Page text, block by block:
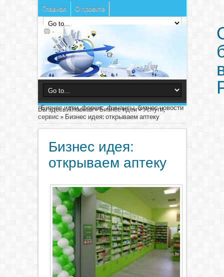
Главная О проекте
Бизнес идеи, форекс, финансы, бизнес новости
Вы здесь:Главная»Бизнес идеи»Услуги,
сервис » Бизнес идея: открываем аптеку
Бизнес идея:
открываем аптеку